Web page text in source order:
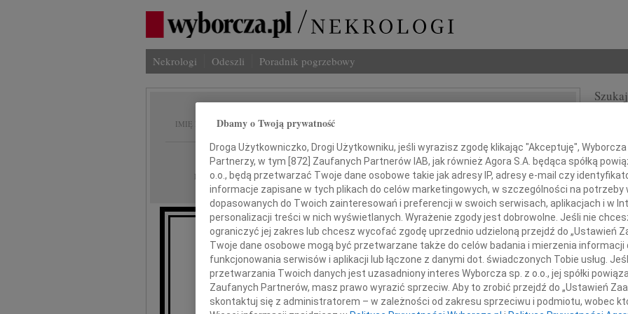
Nekrologi Odeszli Poradnik pogrzebowy
IMIĘ I NAZWISKO: Zdzisława Maria Wójcik
REGION: Poznań
DATA EMISJI: 17.02.2018
Z głębokim smutkiem zawiadamiam,
że 14 lutego 2018 roku, po ciężkiej chorobie
w wieku 103 lat zmarła moja Mama
INNE
Z
Z
"Pan
W
Dbamy o Twoją prywatność
Droga Użytkowniczko, Drogi Użytkowniku, jeśli wyrazisz zgodę klikając "Akceptuję",
Partnerzy, w tym [ 872 ] Zaufanych Partnerów IAB, jak również Agora S.A. będąca spółką
o.o., będą przetwarzać Twoje dane osobowe takie jak adresy IP, adresy e-mail czy
informacje zapisane w tych plikach do celów marketingowych, w szczególności na potrzeby
dopasowanych do Twoich zainteresowań i preferencji w swoich serwisach, aplikacjach i w
personalizacji treści w nich wyświetlanych. Wyrażenie zgody jest dobrowolne. Jeśli nie
ograniczyć jej zakres lub chcesz wycofać zgodę uprzednio udzieloną przejdź do „Ustawień
Twoje dane osobowe mogą być przetwarzane także do celów badania i mierzenia
funkcjonowania serwisów i aplikacji lub łączone z danymi dot. świadczonych Tobie usług.
przetwarzania Twoich danych jest uzasadniony interes Wyborcza sp. z o.o., jej spółki
Zaufanych Partnerów, masz prawo wyrazić sprzeciw. Aby to zrobić przejdź do „Ustawień
skontaktuj się z administratorem – w zależności od zakresu sprzeciwu i podmiotu, wobec